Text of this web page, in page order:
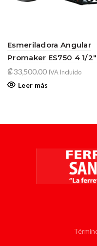
Esmeriladora Angular
Promaker ES750 4 1/2″
₡33,500.00 IVA Incluido
Leer más